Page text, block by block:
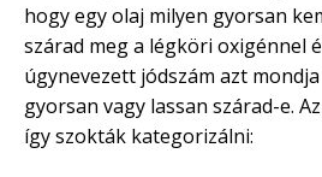
hogy egy olaj milyen gyorsan
szárad meg a légköri oxigénnel
úgynevezett jódszám azt
gyorsan vagy lassan szárad-e.
így szokták kategorizálni: